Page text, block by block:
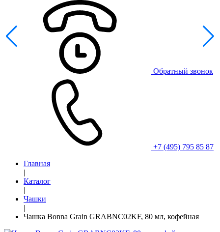
Обратный звонок
+7 (495) 795 85 87
Главная
|
Каталог
|
Чашки
|
Чашка Bonna Grain GRABNC02KF, 80 мл, кофейная